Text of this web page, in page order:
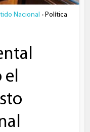
Nacional • Política
el